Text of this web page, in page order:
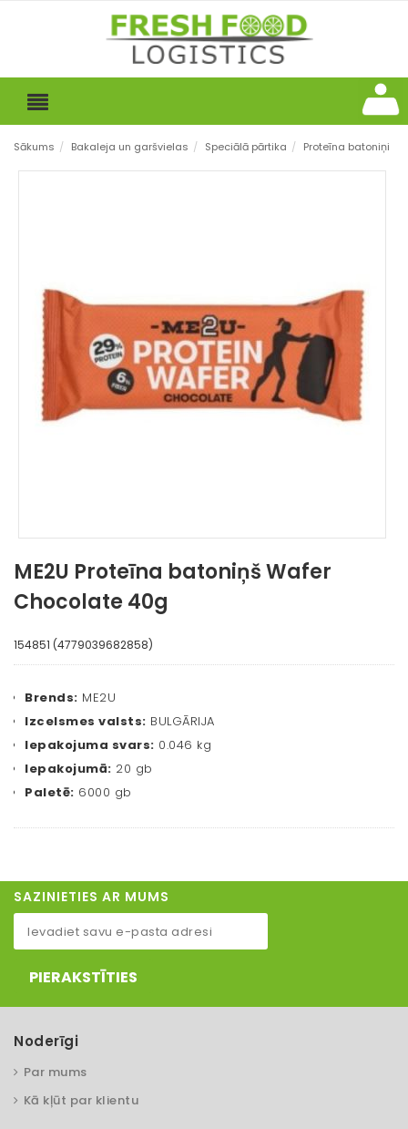
Sākums / Bakaleja un garšvielas / Speciālā pārtika / Proteīna batoniņi
ME2U Proteīna batoniņš Wafer
Chocolate 40g
154851 (4779039682858)
Brends: ME2U
Izcelsmes valsts: BULGĀRIJA
Iepakojuma svars: 0.046 kg
Iepakojumā: 20 gb
Paletē: 6000 gb
SAZINIETIES AR MUMS
PIERAKSTĪTIES
Noderīgi
Par mums
Kā kļūt par klientu